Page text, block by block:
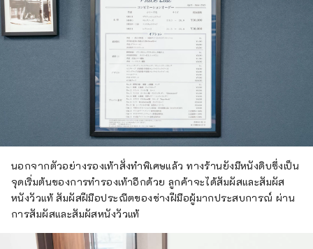
นอกจากตัวอย่างรองเท้าสั่งทำพิเศษแล้ว ทางร้านยังมีหนังดิบซึ่งเป็น
จุดเริ่มต้นของการทำรองเท้าอีกด้วย ลูกค้าจะได้สัมผัสและสัมผัส
หนังวัวแท้ สัมผัสฝีมือประณีตของช่างฝีมือผู้มากประสบการณ์ ผ่าน
การสัมผัสและสัมผัสหนังวัวแท้